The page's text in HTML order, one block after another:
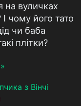
на вуличках
чому його тато
чи баба
плітки?
з Вінчі